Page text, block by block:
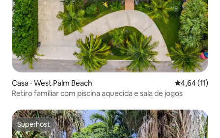
Casa ⋅ West Palm Beach 4,64 de uma
4,64 (11)
Retiro familiar com piscina aquecida e sala de jogos
Superhost
Superhost